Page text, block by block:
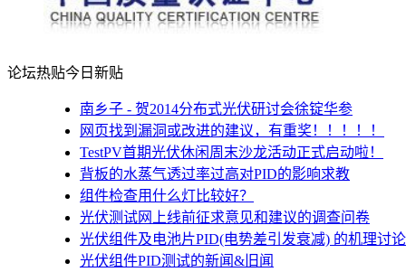
论坛热贴今日新贴
南乡子 - 贺2014分布式光伏研讨会徐锭华参
网页找到漏洞或改进的建议，有重奖！！！！！
TestPV首期光伏休闲周末沙龙活动正式启动啦！
背板的水蒸气透过率过高对PID的影响求教
组件检查用什么灯比较好？
光伏测试网上线前征求意见和建议的调查问卷
光伏组件及电池片PID(电势差引发衰减) 的机理讨论
光伏组件PID测试的新闻&旧闻